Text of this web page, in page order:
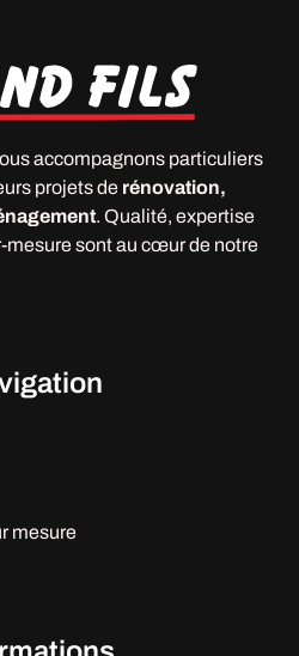
accompagnons particuliers
projets de rénovation,
. Qualité, expertise
sont au cœur de notre
mesure